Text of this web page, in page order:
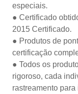
especiais.
● Certificado
2015 Certificado.
● Produtos de
certificação
● Todos os
rigoroso, cada
rastreamento